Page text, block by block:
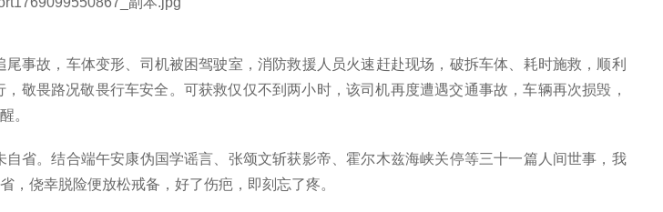
事故，车体变形、司机被困驾驶室，消防救援人员火速赶赴现场，破拆车体、耗时施救，顺利
敬畏路况敬畏行车安全。可获救仅仅不到两小时，该司机再度遭遇交通事故，车辆再次损毁，
。
省。结合端午安康伪国学谣言、张颂文斩获影帝、霍尔木兹海峡关停等三十一篇人间世事，我
侥幸脱险便放松戒备，好了伤疤，即刻忘了疼。